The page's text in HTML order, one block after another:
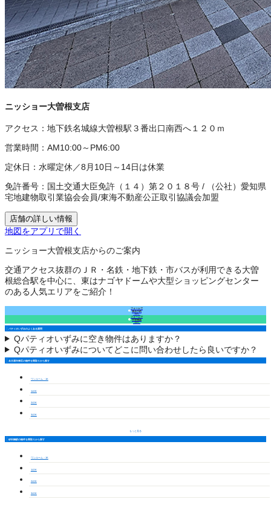
ニッショー大曽根支店
アクセス： 地下鉄名城線大曽根駅３番出口南西へ１２０ｍ
営業時間： AM10:00～PM6:00
定休日： 水曜定休／8月10日～14日は休業
免許番号： 国土交通大臣免許（１４）第２０１８号 /
（公社）愛知県
宅地建物取引業協会会員/東海不動産公正取引協議会加盟
店舗の詳しい情報
地図をアプリで開く
ニッショー大曽根支店からのご案内
交通アクセス抜群のＪＲ・名鉄・地下鉄・市バスが利用できる大曽
根総合駅を中心に、東はナゴヤドームや大型ショッピングセンター
のある人気エリアをご紹介！
フォームで
来店予約
（無料）
フォームで
空室確認
（無料）
パティオいずみのよくある質問
Qパティオいずみに空き物件はありますか？
Qパティオいずみについてどこに問い合わせしたら良いですか？
名古屋市東区の物件を間取りから探す
ワンルーム・1K
1LDK
2LDK
3LDK
もっと見る
砂田橋駅の物件を間取りから探す
ワンルーム・1K
1LDK
2LDK
3LDK